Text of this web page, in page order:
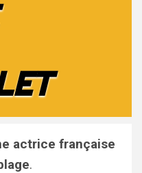
actrice française
.